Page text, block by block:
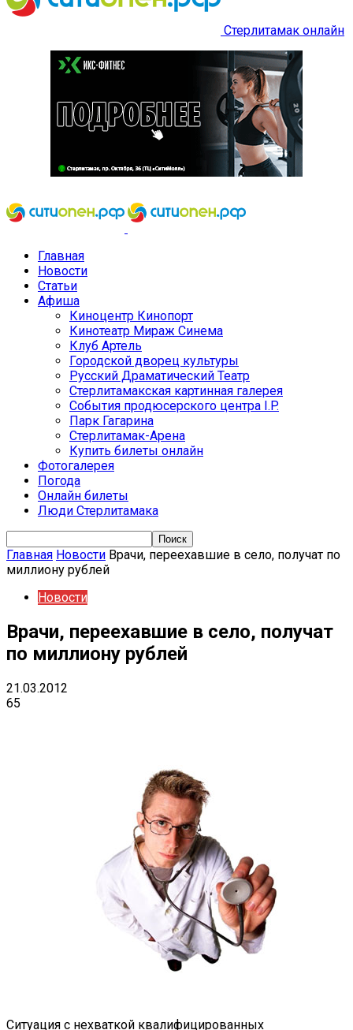
Стерлитамак онлайн
Главная
Новости
Статьи
Афиша
Киноцентр Кинопорт
Кинотеатр Мираж Синема
Клуб Артель
Городской дворец культуры
Русский Драматический Театр
Стерлитамакская картинная галерея
События продюсерского центра I.P.
Парк Гагарина
Стерлитамак-Арена
Купить билеты онлайн
Фотогалерея
Погода
Онлайн билеты
Люди Стерлитамака
Главная Новости Врачи, переехавшие в село, получат по
миллиону рублей
Новости
Врачи, переехавшие в село, получат
по миллиону рублей
21.03.2012
65
Ситуация с нехваткой квалифицированных